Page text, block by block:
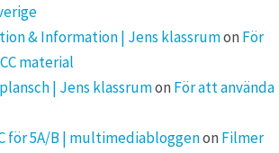
& Information | Jens klassrumon För
material
| Jens klassrumon För att använda
för 5A/B | multimediabloggenon Filmer